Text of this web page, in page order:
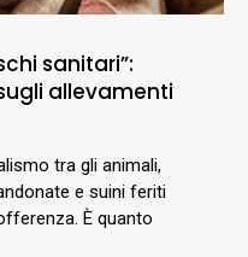
sanitari”:
allevamenti
tra gli animali,
e suini feriti
È quanto